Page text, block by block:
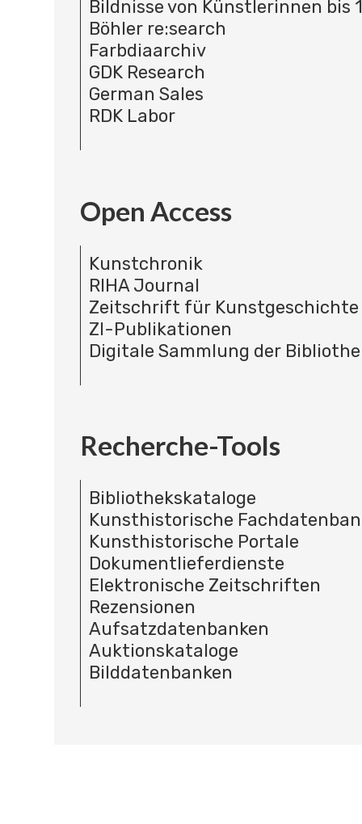
Bildnisse von Künstlerinnen bis
Böhler re:search
Farbdiaarchiv
GDK Research
German Sales
RDK Labor
Open Access
Kunstchronik
RIHA Journal
Zeitschrift für Kunstgeschichte
ZI-Publikationen
Digitale Sammlung der
Recherche-Tools
Bibliothekskataloge
Kunsthistorische
Kunsthistorische Portale
Dokumentlieferdienste
Elektronische Zeitschriften
Rezensionen
Aufsatzdatenbanken
Auktionskataloge
Bilddatenbanken